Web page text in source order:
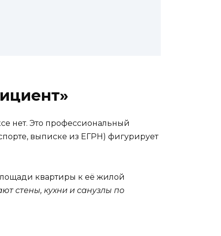
нет. Это профессиональный
выписке из ЕГРН) фигурирует
квартиры к её жилой
стены, кухни и санузлы по